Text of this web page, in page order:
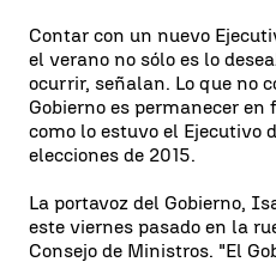
Contar con un nuevo
el verano no sólo es lo
ocurrir, señalan. Lo que no
Gobierno es permanecer
como lo estuvo el Ejecutivo
elecciones de 2015.
La portavoz del Gobierno,
este viernes pasado en la
Consejo de Ministros. "El